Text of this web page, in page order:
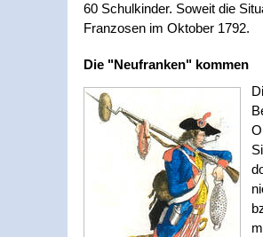
60 Schulkinder. Soweit die
Franzosen im Oktober 1792.
Die "Neufranken" kommen